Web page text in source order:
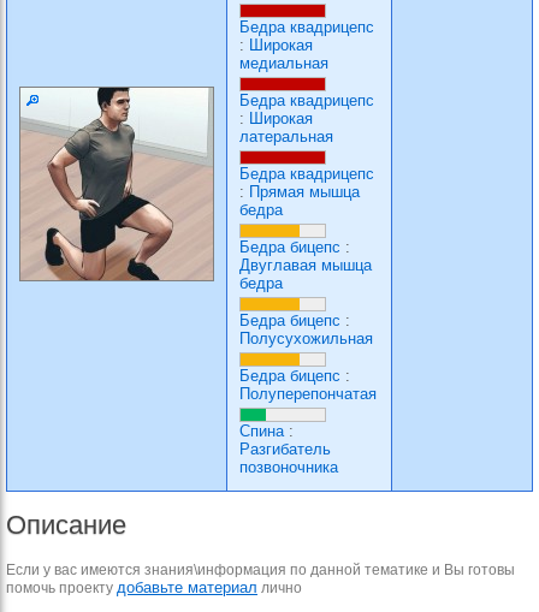
Бедра квадрицепс
: Широкая
медиальная
Бедра квадрицепс
: Широкая
латеральная
Бедра квадрицепс
: Прямая мышца
бедра
Бедра бицепс :
Двуглавая мышца
бедра
Бедра бицепс :
Полусухожильная
Бедра бицепс :
Полуперепончатая
Спина:
Разгибатель
позвоночника
Описание
Если у вас имеются знания\информация по данной тематике и Вы готовы
помочь проекту добавьте материал лично